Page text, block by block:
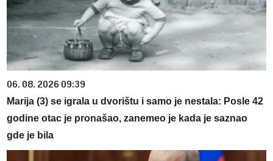
06. 08. 2026 09:39
Marija (3) se igrala u dvorištu i samo je nestala: Posle 42
godine otac je pronašao, zanemeo je kada je saznao
gde je bila